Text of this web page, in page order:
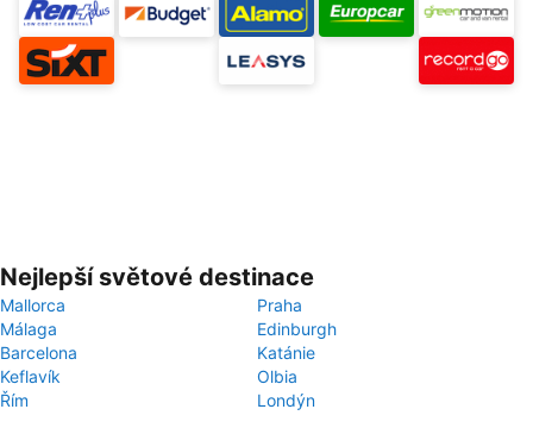
Nejlepší světové destinace
Mallorca
Praha
Málaga
Edinburgh
Barcelona
Katánie
Keflavík
Olbia
Řím
Londýn